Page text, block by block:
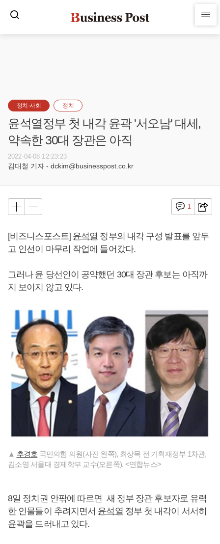
정치·사회 정치
윤석열정부 첫 내각 윤곽 '서오남' 대세,
약속한 30대 장관은 아직
2022-04-08 12:23:23
김대철 기자 - dckim@businesspost.co.kr
1
[비즈니스포스트] 윤석열 정부의 내각 구성 발표를 앞두
고 인선이 마무리 작업에 들어갔다.
그러나 윤 당선인이 공약했던 30대 장관 후보는 아직까
지 보이지 않고 있다.
▲ 추경호 국민의힘 의원(사진 왼쪽), 최상목 전 기획재정부 1차관,
김소영 서울대 경제학부 교수(오른쪽). <연합뉴스>
8일 정치권 안팎에 따르면 새 정부 장관 후보자로 유력
한 인물들이 추려지면서 윤석열 정부 첫 내각이 서서히
윤곽을 드러내고 있다.